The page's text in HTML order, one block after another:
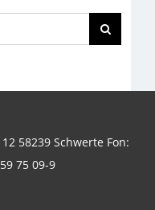
58239 Schwerte Fon:
75 09-9